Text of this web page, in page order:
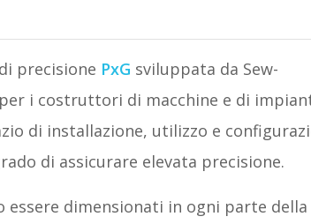
precisione PxG sviluppata da Sew-
i costruttori di macchine e di
di installazione, utilizzo e
di assicurare elevata precisione.
essere dimensionati in ogni parte della